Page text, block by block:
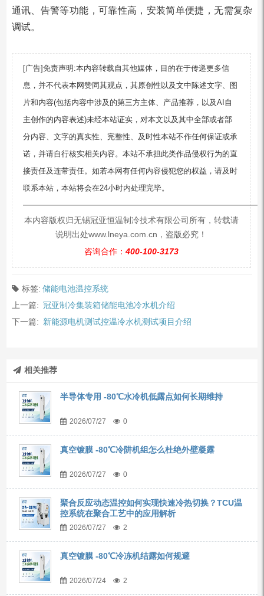
通讯、告警等功能，可靠性高，安装简单便捷，无需复杂
调试。
[广告]免责声明:本内容转载自其他媒体，目的在于传递更多信
息，并不代表本网赞同其观点，其原创性以及文中陈述文字、图
片和内容(包括内容中涉及的第三方主体、产品推荐，以及AI自
主创作的内容表述)未经本站证实，对本文以及其中全部或者部
分内容、文字的真实性、完整性、及时性本站不作任何保证或承
诺，并请自行核实相关内容。本站不承担此类作品侵权行为的直
接责任及连带责任。如若本网有任何内容侵犯您的权益，请及时
联系本站，本站将会在24小时内处理完毕。
本内容版权归无锡冠亚恒温制冷技术有限公司所有，转载请
说明出处www.lneya.com.cn，盗版必究！
咨询合作： 400-100-3173
标签: 储能电池温控系统
上一篇: 冠亚制冷集装箱储能电池冷水机介绍
下一篇: 新能源电机测试控温冷水机测试项目介绍
相关推荐
半导体专用 -80℃水冷机低露点如何长期维持
2026/07/27 0
真空镀膜 -80℃冷阱机组怎么杜绝外壁凝露
2026/07/27 0
聚合反应动态温控如何实现快速冷热切换？TCU温
控系统在聚合工艺中的应用解析
2026/07/27 2
真空镀膜 -80℃冷冻机结露如何规避
2026/07/24 2